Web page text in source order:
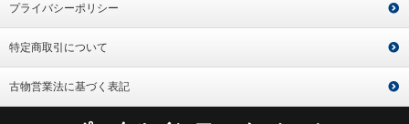
プライバシーポリシー
特定商取引について
古物営業法に基づく表記